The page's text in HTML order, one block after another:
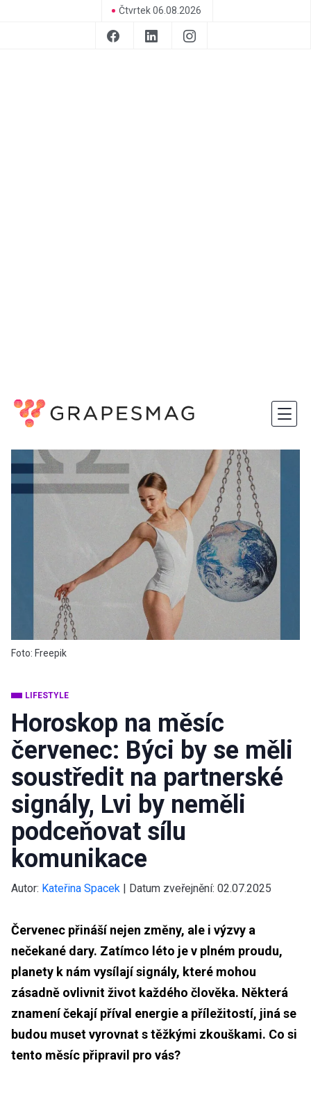
Čtvrtek 06.08.2026
Foto: Freepik
LIFESTYLE
Horoskop na měsíc
červenec: Býci by se měli
soustředit na partnerské
signály, Lvi by neměli
podceňovat sílu
komunikace
Autor: Kateřina Spacek | Datum zveřejnění: 02.07.2025
Červenec přináší nejen změny, ale i výzvy a
nečekané dary. Zatímco léto je v plném proudu,
planety k nám vysílají signály, které mohou
zásadně ovlivnit život každého člověka. Některá
znamení čekají příval energie a příležitostí, jiná se
budou muset vyrovnat s těžkými zkouškami. Co si
tento měsíc připravil pro vás?